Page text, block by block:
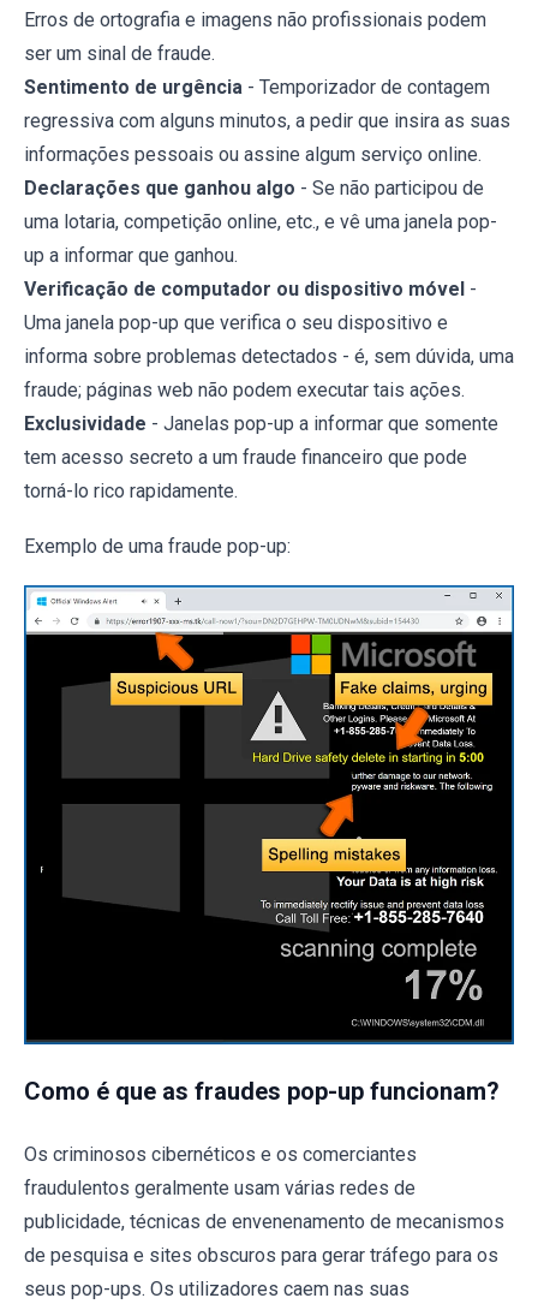
Erros de ortografia e imagens não profissionais podem
ser um sinal de fraude.
Sentimento de urgência - Temporizador de contagem
regressiva com alguns minutos, a pedir que insira as suas
informações pessoais ou assine algum serviço online.
Declarações que ganhou algo - Se não participou de
uma lotaria, competição online, etc., e vê uma janela pop-
up a informar que ganhou.
Verificação de computador ou dispositivo móvel -
Uma janela pop-up que verifica o seu dispositivo e
informa sobre problemas detectados - é, sem dúvida, uma
fraude; páginas web não podem executar tais ações.
Exclusividade - Janelas pop-up a informar que somente
tem acesso secreto a um fraude financeiro que pode
torná-lo rico rapidamente.
Exemplo de uma fraude pop-up:
Como é que as fraudes pop-up funcionam?
Os criminosos cibernéticos e os comerciantes
fraudulentos geralmente usam várias redes de
publicidade, técnicas de envenenamento de mecanismos
de pesquisa e sites obscuros para gerar tráfego para os
seus pop-ups. Os utilizadores caem nas suas